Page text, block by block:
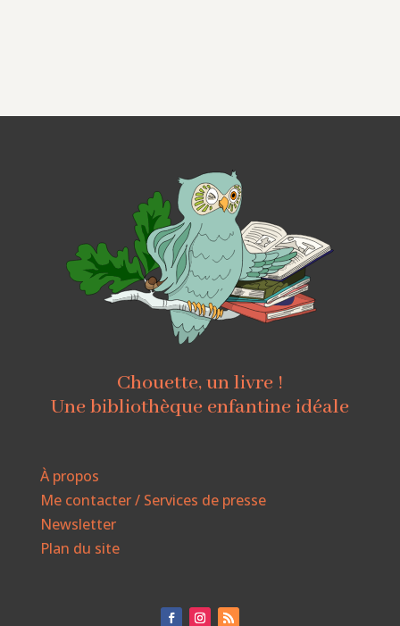
Chouette, un livre !
Une bibliothèque enfantine idéale
À propos
Me contacter / Services de presse
Newsletter
Plan du site